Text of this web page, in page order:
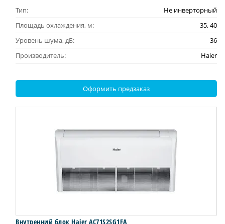
Тип:
Не инверторный
Площадь охлаждения, м:
35, 40
Уровень шума, дБ:
36
Производитель:
Haier
Оформить предзаказ
Внутренний блок Haier AC71S2SG1FA